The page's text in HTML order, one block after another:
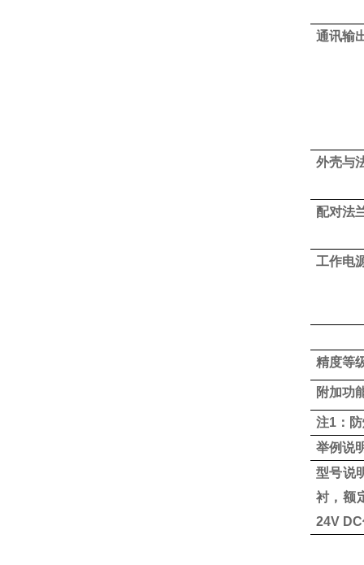
通讯输
外壳与
配对法
工作电
精度等
附加功
注1：
举例说
型号说
衬，额
24V